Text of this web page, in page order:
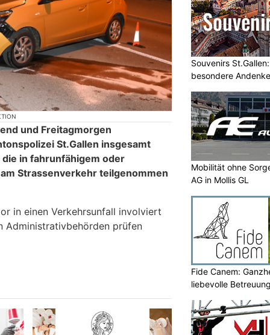
und Freitagmorgen
St.Gallen insgesamt
in fahrunfähigem oder
Strassenverkehr teilgenommen
in einen Verkehrsunfall involviert
Administrativbehörden prüfen
Souvenirs
besondere
Mobilität ohne
AG in Mollis GL
Fide Canem:
liebevolle